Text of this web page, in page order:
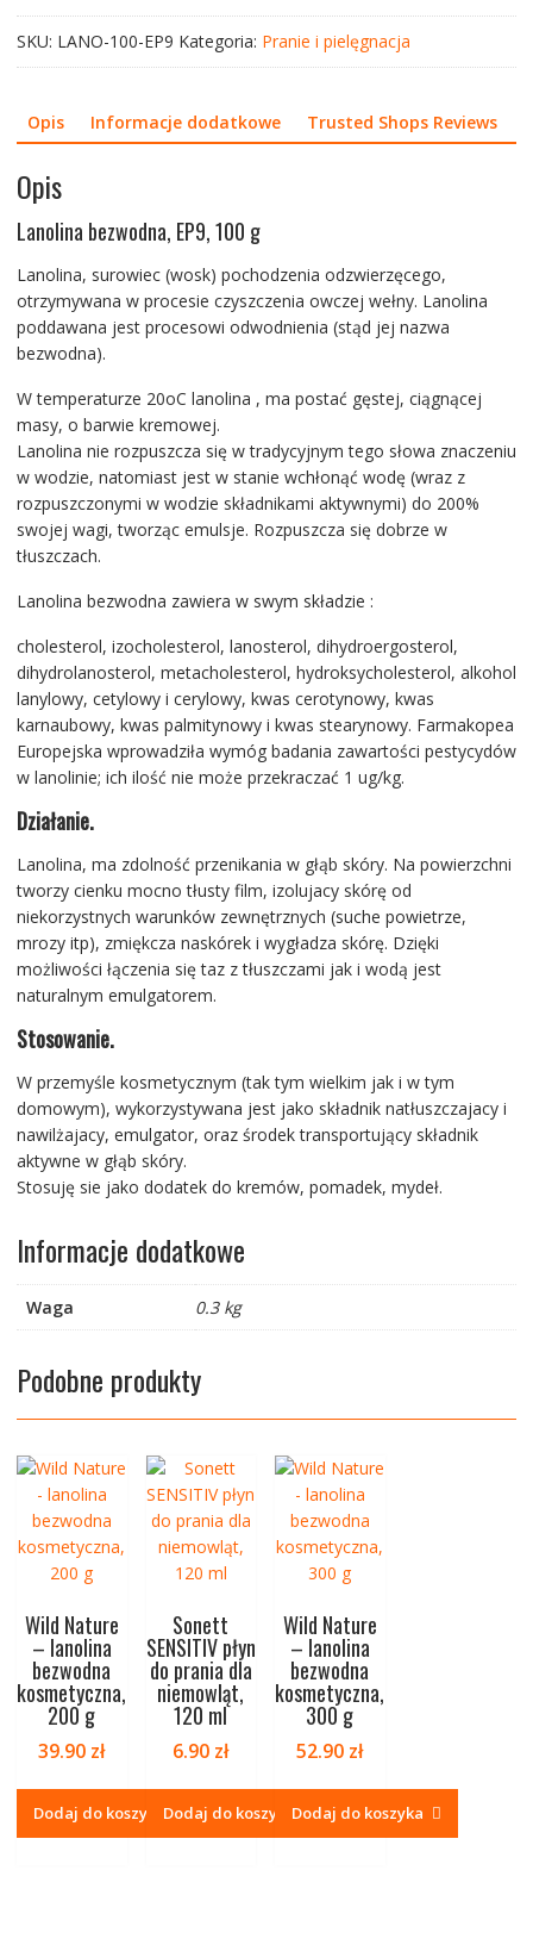
SKU: LANO-100-EP9 Kategoria: Pranie i pielęgnacja
Opis Informacje dodatkowe Trusted Shops Reviews
Opis
Lanolina bezwodna, EP9, 100 g
Lanolina, surowiec (wosk) pochodzenia odzwierzęcego,
otrzymywana w procesie czyszczenia owczej wełny. Lanolina
poddawana jest procesowi odwodnienia (stąd jej nazwa
bezwodna).
W temperaturze 20oC lanolina , ma postać gęstej, ciągnącej
masy, o barwie kremowej.
Lanolina nie rozpuszcza się w tradycyjnym tego słowa znaczeniu
w wodzie, natomiast jest w stanie wchłonąć wodę (wraz z
rozpuszczonymi w wodzie składnikami aktywnymi) do 200%
swojej wagi, tworząc emulsje. Rozpuszcza się dobrze w
tłuszczach.
Lanolina bezwodna zawiera w swym składzie :
cholesterol, izocholesterol, lanosterol, dihydroergosterol,
dihydrolanosterol, metacholesterol, hydroksycholesterol, alkohol
lanylowy, cetylowy i cerylowy, kwas cerotynowy, kwas
karnaubowy, kwas palmitynowy i kwas stearynowy. Farmakopea
Europejska wprowadziła wymóg badania zawartości pestycydów
w lanolinie; ich ilość nie może przekraczać 1 ug/kg.
Działanie.
Lanolina, ma zdolność przenikania w głąb skóry. Na powierzchni
tworzy cienku mocno tłusty film, izolujacy skórę od
niekorzystnych warunków zewnętrznych (suche powietrze,
mrozy itp), zmiękcza naskórek i wygładza skórę. Dzięki
możliwości łączenia się taz z tłuszczami jak i wodą jest
naturalnym emulgatorem.
Stosowanie.
W przemyśle kosmetycznym (tak tym wielkim jak i w tym
domowym), wykorzystywana jest jako składnik natłuszczajacy i
nawilżajacy, emulgator, oraz środek transportujący składnik
aktywne w głąb skóry.
Stosuję sie jako dodatek do kremów, pomadek, mydeł.
Informacje dodatkowe
Waga 0.3 kg
Podobne produkty
Wild Nature
– lanolina
bezwodna
kosmetyczna,
200 g
39.90 zł
Dodaj do koszyka
Sonett
SENSITIV płyn
do prania dla
niemowląt,
120 ml
6.90 zł
Dodaj do koszyka
Wild Nature
– lanolina
bezwodna
kosmetyczna,
300 g
52.90 zł
Dodaj do koszyka